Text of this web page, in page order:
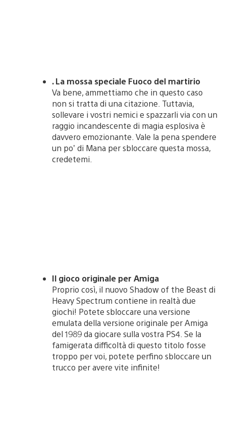
. La mossa speciale Fuoco del martirio
Va bene, ammettiamo che in questo caso
non si tratta di una citazione. Tuttavia,
sollevare i vostri nemici e spazzarli via con un
raggio incandescente di magia esplosiva è
davvero emozionante. Vale la pena spendere
un po’ di Mana per sbloccare questa mossa,
credetemi.
Il gioco originale per Amiga
Proprio così, il nuovo Shadow of the Beast di
Heavy Spectrum contiene in realtà due
giochi! Potete sbloccare una versione
emulata della versione originale per Amiga
del 1989 da giocare sulla vostra PS4. Se la
famigerata difficoltà di questo titolo fosse
troppo per voi, potete perfino sbloccare un
trucco per avere vite infinite!